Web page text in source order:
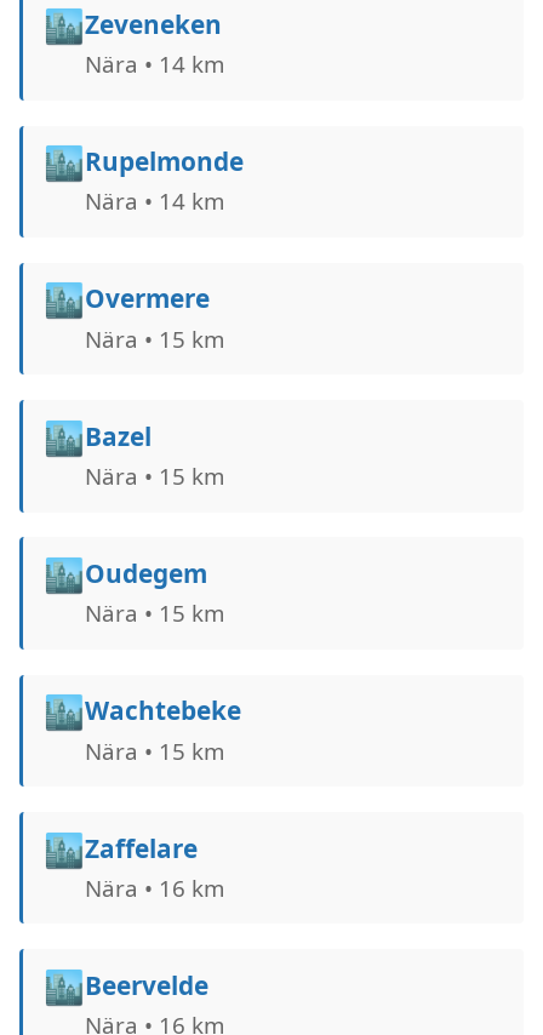
🏙️Zeveneken
Nära • 14 km
🏙️Rupelmonde
Nära • 14 km
🏙️Overmere
Nära • 15 km
🏙️Bazel
Nära • 15 km
🏙️Oudegem
Nära • 15 km
🏙️Wachtebeke
Nära • 15 km
🏙️Zaffelare
Nära • 16 km
🏙️Beervelde
Nära • 16 km